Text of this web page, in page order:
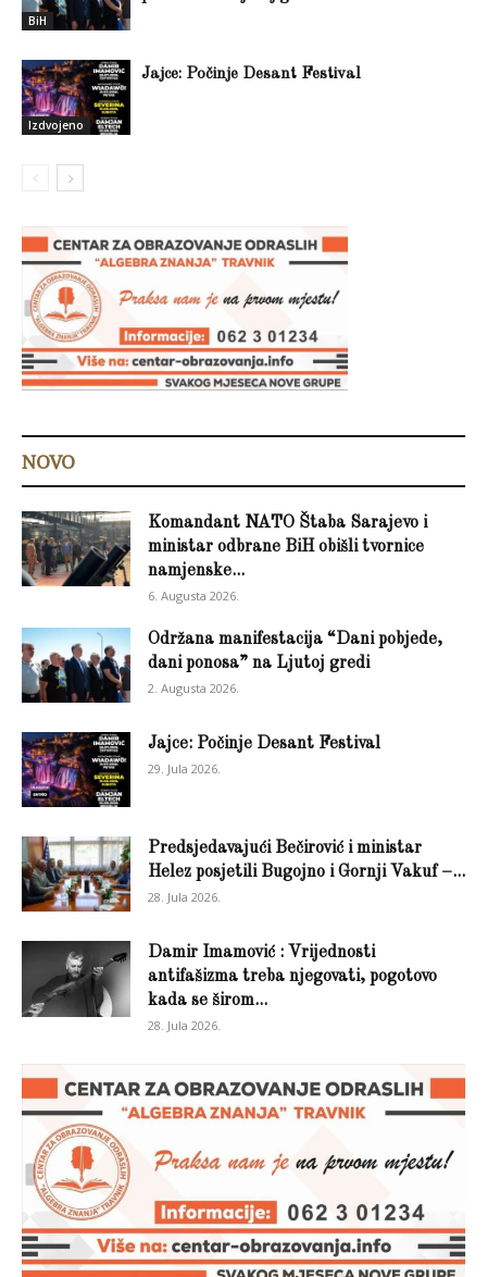
BiH
Izdvojeno
Jajce: Počinje Desant Festival
NOVO
Komandant NATO Štaba Sarajevo i
ministar odbrane BiH obišli tvornice
namjenske...
6. Augusta 2026.
Održana manifestacija “Dani pobjede,
dani ponosa” na Ljutoj gredi
2. Augusta 2026.
Jajce: Počinje Desant Festival
29. Jula 2026.
Predsjedavajući Bečirović i ministar
Helez posjetili Bugojno i Gornji Vakuf –...
28. Jula 2026.
Damir Imamović : Vrijednosti
antifašizma treba njegovati, pogotovo
kada se širom...
28. Jula 2026.